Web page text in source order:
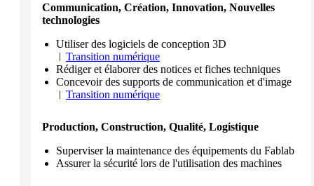
Communication, Création, Innovation, Nouvelles
technologies
Utiliser des logiciels de conception 3D
Transition numérique
Rédiger et élaborer des notices et fiches techniques
Concevoir des supports de communication et d'image
Transition numérique
Production, Construction, Qualité, Logistique
Superviser la maintenance des équipements du Fablab
Assurer la sécurité lors de l'utilisation des machines